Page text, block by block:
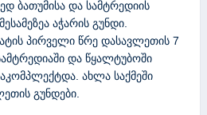
ბათუმისა და სამტრედიის
აჭარის გუნდი.
პირველი წრე დასავლეთის 7
და წყალტუბოში
ახლა საქმეში
გუნდები.